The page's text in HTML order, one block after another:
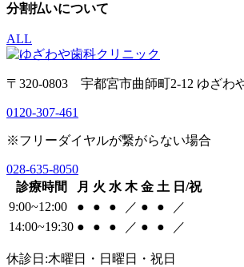
分割払いについて
ALL
〒320-0803 宇都宮市曲師町2-12 ゆざわ
0120-307-461
※フリーダイヤルが繋がらない場合
028-635-8050
診療時間
月 火 水 木 金 土 日/祝
9:00~12:00
● ● ● ／ ● ●
／
14:00~19:30 ● ● ● ／ ● ● ／
休診日:木曜日・日曜日・祝日